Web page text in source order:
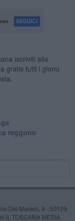
iscriviti alla
gratis tutti i giorni
reggono
Dei Martelli, 8 - 50129
TOSCANA MEDIA